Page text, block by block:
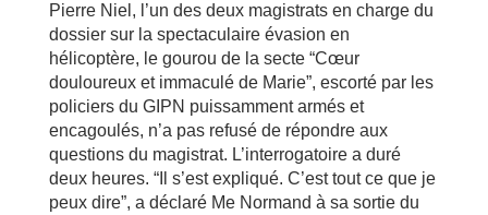
Pierre Niel, l’un des deux magistrats en charge du
dossier sur la spectaculaire évasion en
hélicoptère, le gourou de la secte “Cœur
douloureux et immaculé de Marie”, escorté par les
policiers du GIPN puissamment armés et
encagoulés, n’a pas refusé de répondre aux
questions du magistrat. L’interrogatoire a duré
deux heures. “Il s’est expliqué. C’est tout ce que je
peux dire”, a déclaré Me Normand à sa sortie du